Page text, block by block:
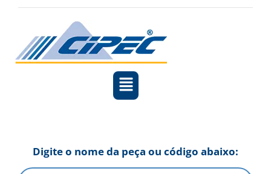
Digite o nome da peça ou código abaixo: